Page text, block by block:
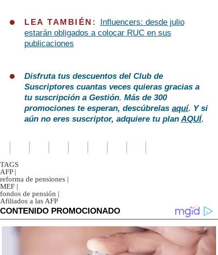
LEA TAMBIÉN: Influencers: desde julio
estarán obligados a colocar RUC en sus
publicaciones
Disfruta tus descuentos del Club de
Suscriptores cuantas veces quieras gracias a
tu suscripción a Gestión. Más de 300
promociones te esperan, descúbrelas aquí. Y si
aún no eres suscriptor, adquiere tu plan AQUÍ.
TAGS
AFP |
reforma de pensiones |
MEF |
fondos de pensión |
Afiliados a las AFP